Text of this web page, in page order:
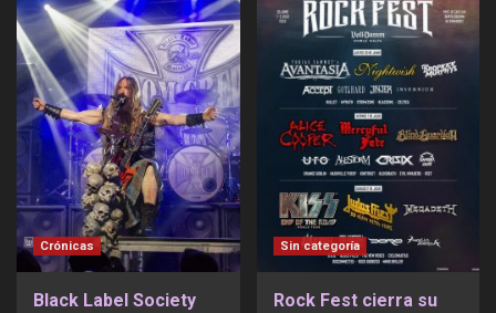
Crónicas
Black Label Society
Sin categoría
Rock Fest cierra su